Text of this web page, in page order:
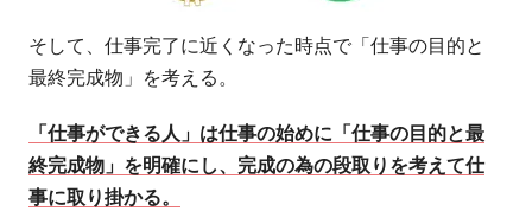
そして、仕事完了に近くなった時点で「仕事の目的と
最終完成物」を考える。
「仕事ができる人」は仕事の始めに「仕事の目的と最
終完成物」を明確にし、完成の為の段取りを考えて仕
事に取り掛かる。